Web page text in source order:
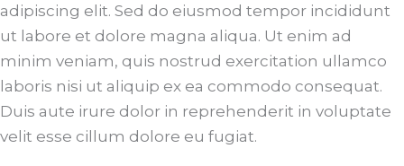
adipiscing elit. Sed do eiusmod tempor incididunt
ut labore et dolore magna aliqua. Ut enim ad
minim veniam, quis nostrud exercitation ullamco
laboris nisi ut aliquip ex ea commodo consequat.
Duis aute irure dolor in reprehenderit in voluptate
velit esse cillum dolore eu fugiat.